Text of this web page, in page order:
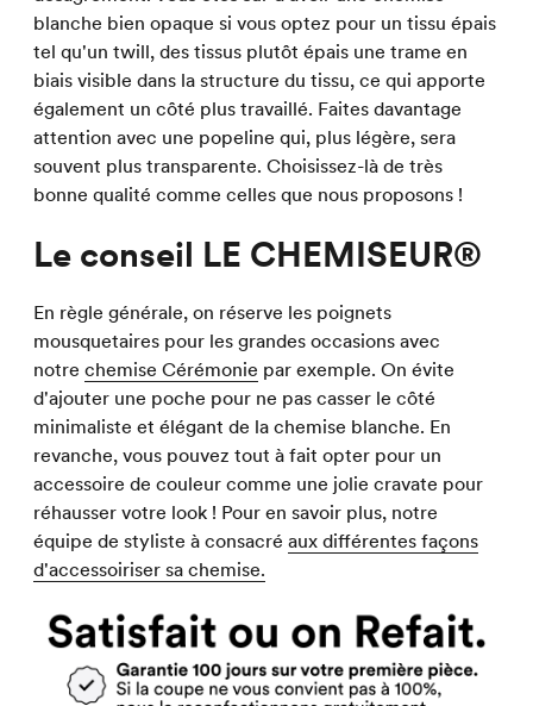
blanche bien opaque si vous optez pour un tissu épais
tel qu'un twill, des tissus plutôt épais une trame en
biais visible dans la structure du tissu, ce qui apporte
également un côté plus travaillé. Faites davantage
attention avec une popeline qui, plus légère, sera
souvent plus transparente. Choisissez-là de très
bonne qualité comme celles que nous proposons !
Le conseil LE CHEMISEUR®
En règle générale, on réserve les poignets
mousquetaires pour les grandes occasions avec
notre chemise Cérémonie par exemple. On évite
d'ajouter une poche pour ne pas casser le côté
minimaliste et élégant de la chemise blanche. En
revanche, vous pouvez tout à fait opter pour un
accessoire de couleur comme une jolie cravate pour
réhausser votre look ! Pour en savoir plus, notre
équipe de styliste à consacré aux différentes façons
d'accessoiriser sa chemise.